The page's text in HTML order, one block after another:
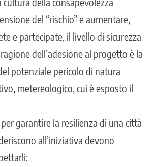
del “rischio” e aumentare,
e partecipate, il livello di sicurezza
dell’adesione al progetto è la
potenziale pericolo di natura
metereologico, cui è esposto il
garantire la resilienza di una città
all’iniziativa devono